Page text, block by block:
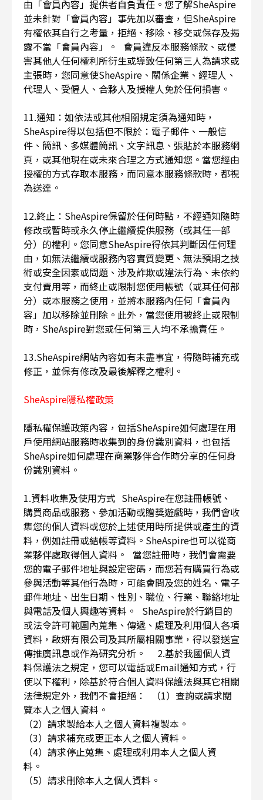
由「會員內容」提供者自負責任。您了解SheAspire
並未針對「會員內容」事先加以審查，但SheAspire
有權依其自行之考量，拒絕、移除、移交或保存及揭
露不當「會員內容」。 會員違反本服務條款、或侵
害其他人任何權利所衍生或導致任何第三人為請求或
主張時，您同意使SheAspire、關係企業、經理人、
代理人、受僱人、合夥人及授權人免於任何損害。
11.通知：如依法或其他相關規定須為通知時，
SheAspire得以包括但不限於：電子郵件、一般信
件、簡訊、多媒體簡訊、文字訊息、張貼於本服務網
頁，或其他現在或未來合理之方式通知您。當您經由
授權的方式存取本服務，而同意本服務條款時，都視
為送達。
12.終止：SheAspire保留於任何時點，不經通知隨時
修改或暫時或永久停止繼續提供服務（或其任一部
分）的權利。您同意SheAspire得依其判斷因任何理
由，如無法繼續或服務內容實質變更、無法預期之技
術或安全因素或問題、涉及詐欺或違法行為、未依約
支付費用等，而終止或限制您使用帳號（或其任何部
分）或本服務之使用，並將本服務內任何「會員內
容」加以移除並刪除。此外，當您使用被終止或限制
時，SheAspire對您或任何第三人均不承擔責任。
13.SheAspire網站內容如有未盡事宜，得隨時補充或
修正，並保有修改及最後解釋之權利。
SheAspire隱私權政策
隱私權保護政策內容，包括SheAspire如何處理在用
戶使用網站服務時收集到的身份識別資料，也包括
SheAspire如何處理在商業夥伴合作時分享的任何身
份識別資料。
1.資料收集及使用方式 SheAspire在您註冊帳號、
購買商品或服務、參加活動或贈獎遊戲時，我們會收
集您的個人資料或您於上述使用時所提供或產生的資
料，例如註冊或結帳等資料。SheAspire也可以從商
業夥伴處取得個人資料。 當您註冊時，我們會需要
您的電子郵件地址與設定密碼，而您若有購買行為或
參與活動等其他行為時，可能會問及您的姓名、電子
郵件地址、出生日期、性別、職位、行業、聯絡地址
與電話及個人興趣等資料。 SheAspire於行銷目的
或法令許可範圍內蒐集、傳遞、處理及利用個人各項
資料，啟妍有限公司及其所屬相關事業，得以發送宣
傳推廣訊息或作為研究分析。 2.基於我國個人資
料保護法之規定，您可以電話或Email通知方式，行
使以下權利，除基於符合個人資料保護法與其它相關
法律規定外，我們不會拒絕： （1）查詢或請求閱
覽本人之個人資料。
（2）請求製給本人之個人資料複製本。
（3）請求補充或更正本人之個人資料。
（4）請求停止蒐集、處理或利用本人之個人資
料。
（5）請求刪除本人之個人資料。